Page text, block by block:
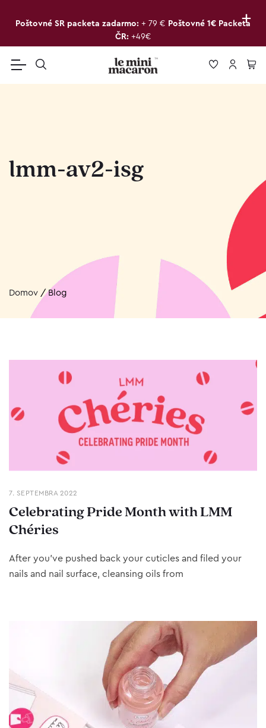
+
Poštovné SR packeta zadarmo: + 79 € Poštovné 1€ Packeta
ČR: +49€
lmm-av2-isg
Domov /Blog
7. SEPTEMBRA 2022
Celebrating Pride Month with LMM
Chéries
After you’ve pushed back your cuticles and filed your
nails and nail surface, cleansing oils from